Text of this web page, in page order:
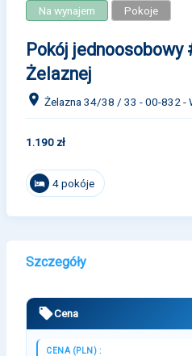
Na wynajem Pokoje
Pokój jednoosobowy
Żelaznej
Żelazna 34/38 / 33 - 00-832 -
1.190 zł
4 pokóje
Szczegóły
Cena
CENA (PLN) :